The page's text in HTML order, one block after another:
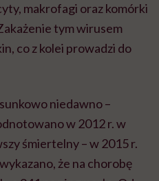
makrofagi oraz komórki
tym wirusem
co z kolei prowadzi do
niedawno –
w 2012 r. w
śmiertelny – w 2015 r.
że na chorobę